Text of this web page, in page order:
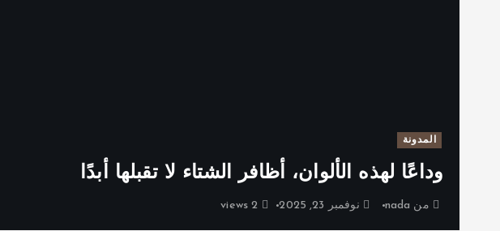
المدونة
وداعًا لهذه الألوان، أظافر الشتاء لا تقبلها أبدًا
من nada نوفمبر 23, 2025